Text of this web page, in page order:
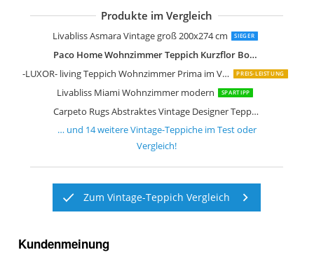
Produkte im Vergleich
Livabliss Asmara Vintage groß 200x274 cm SIEGER
Paco Home Wohnzimmer Teppich Kurzflor Boho Vintage Design Geometrische
-LUXOR- living Teppich Wohnzimmer Prima im Vintage Design
PREIS-LEISTUNG
Livabliss Miami Wohnzimmer modern SPARTIPP
Carpeto Rugs Abstraktes Vintage Designer Teppich
Loberon Teppich Lortet Vintage-Look
Loberon Teppich Louvarie
Loberon Teppich Delpheer
Surya Tampa Vintage Teppich
Loberon Teppich Daryush
Safavieh Vintage Inspirierter Teppich
Safavieh Wohnzimmer Teppich
… und 14weitereVintage-Teppicheim Test oder
Vergleich!
Zum Vintage-Teppich Vergleich
Kundenmeinung